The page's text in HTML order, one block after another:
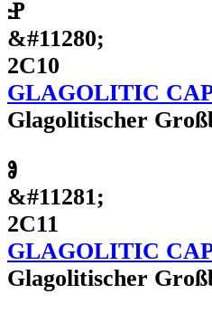
Ⱀ
&#11280;
2C10
GLAGOLITIC
Glagolitischer
Ⱁ
&#11281;
2C11
GLAGOLITIC
Glagolitischer